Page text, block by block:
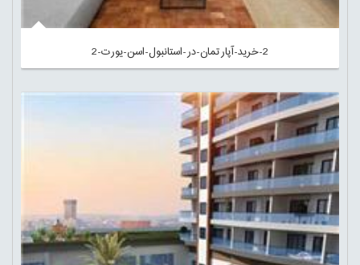
2-خرید-آپارتمان-در-استانبول-اسن-یورت-2